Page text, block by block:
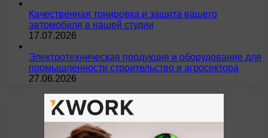
Качественная тонировка и защита вашего
автомобиля в нашей студии
17.07.2026
Электротехническая продукция и оборудование для
промышленности строительство и агросектора
27.06.2026